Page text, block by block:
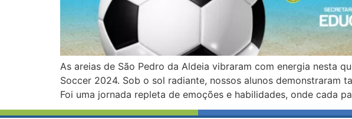
As areias de São Pedro da Aldeia vibraram com energia nesta
Soccer 2024. Sob o sol radiante, nossos alunos
Foi uma jornada repleta de emoções e habilidades, onde cada